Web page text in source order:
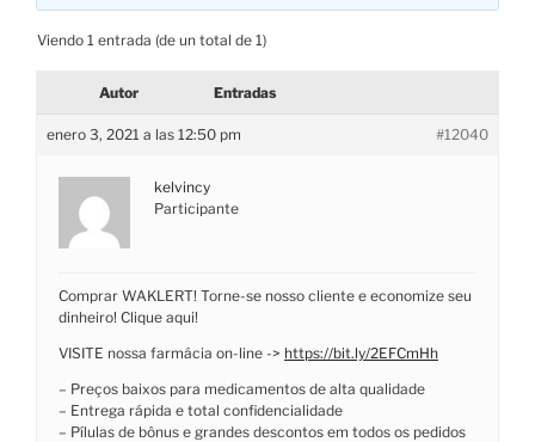
Viendo 1 entrada (de un total de 1)
Autor Entradas
enero 3, 2021 a las 12:50 pm #12040
kelvincy
Participante
Comprar WAKLERT! Torne-se nosso cliente e economize seu
dinheiro! Clique aqui!
VISITE nossa farmácia on-line -> https://bit.ly/2EFCmHh
– Preços baixos para medicamentos de alta qualidade
– Entrega rápida e total confidencialidade
– Pílulas de bônus e grandes descontos em todos os pedidos